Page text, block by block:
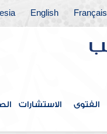
Français
English
الفتوى الاستشارات